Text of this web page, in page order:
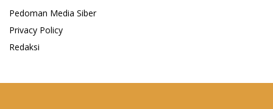
Pedoman Media Siber
Privacy Policy
Redaksi